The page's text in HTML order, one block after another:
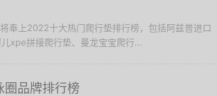
奉上2022十大热门爬行垫排行榜，包括阿兹普进口
xpe拼接爬行垫、曼龙宝宝爬行...
圈品牌排行榜